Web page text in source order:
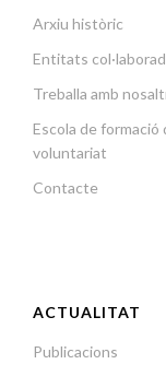
Arxiu històric
Entitats
Treballa amb
Escola de formació
voluntariat
Contacte
ACTUALITAT
Publicacions